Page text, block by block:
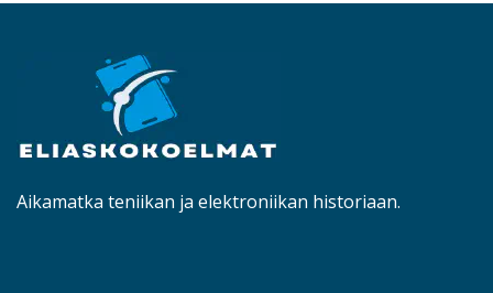
Aikamatka teniikan ja elektroniikan historiaan.